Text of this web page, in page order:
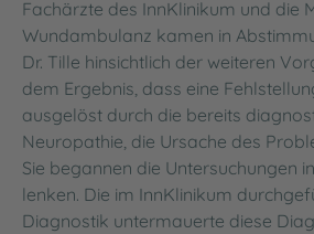
Fachärzte des InnKlinikum und die
Wundambulanz kamen in
Dr. Tille hinsichtlich der weiteren
dem Ergebnis, dass eine
ausgelöst durch die bereits
Neuropathie, die Ursache des
Sie begannen die Untersuchungen
lenken. Die im InnKlinikum
Diagnostik untermauerte diese